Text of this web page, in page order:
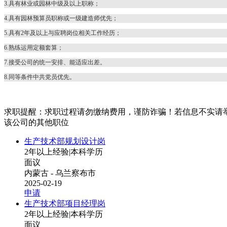
3.具有林业或园林中级及以上职称；
4.具有园林预算员职称或一级建造师优先；
5.具有2年及以上与应聘岗位相关工作经历；
6.熟练运用定额套算；
7.接受公司的统一安排、能适应出差。
8.同等条件中共党员优先。
求职提醒：求职过程请勿缴纳费用，谨防诈骗！若信息不实请
该公司的其他职位
生产技术部规划设计岗
2年以上经验|本科学历
面议
内蒙古 - 乌兰察布市
2025-02-19
申请
生产技术部项目经理岗
2年以上经验|本科学历
面议